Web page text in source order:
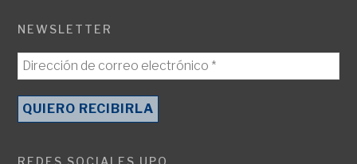
NEWSLETTER